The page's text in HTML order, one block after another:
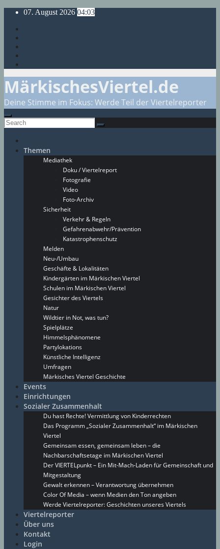
Skip
content
07. August 2026 04:03
MärkischesViertel.de
Deine Stimme im Fokus: Werde Teil der Viertelreporter
Themen
Mediathek
Doku / Viertelreport
Fotografie
Video
Foto-Archiv
Sicherheit
Verkehr & Regeln
Gefahrenabwehr/Prävention
Katastrophenschutz
Melden
Neu-/Umbau
Geschäfte & Lokalitäten
Kindergärten im Märkischen Viertel
Schulen im Märkischen Viertel
Gesichter des Viertels
Natur
Wildtier in Not, was tun?
Spielplätze
Himmelsphänomene
Partylokations
Künstliche Intelligenz
Umfragen
Märkisches Viertel Geschichte
Events
Einrichtungen
Sozialer Zusammenhalt
Du hast Rechte! Vermittlung von Kinderrechten
Das Programm „Sozialer Zusammenhalt“ im Märkischen
Viertel
Gemeinsam essen, gemeinsam leben – die
Nachbarschaftsetage im Märkischen Viertel
Der VIERTELpunkt – Ein Mit-Mach-Laden für Gemeinschaft und
Mitgestaltung
Gewalt erkennen – Verantwortung übernehmen
Color Of Media – wenn Medien den Ton angeben
Werde Viertelreporter: Geschichten unseres Viertels
Viertelreporter
Über uns
Kontakt
Login